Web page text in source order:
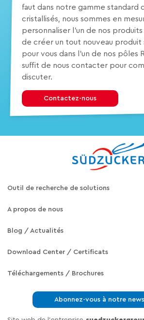
faut dans notre gamme standard
cristallisés, nous sommes en
personnaliser l’un de nos
de créer un tout nouveau produit
pour vous dans l’un de nos pôles
suffit de nous contacter pour
discuter.
Contactez-nous
Outil de recherche de solutions
A propos de nous
Blog / Actualités
Download Center / Certificats
Téléchargements / Brochures
Abonnez-vous à notre